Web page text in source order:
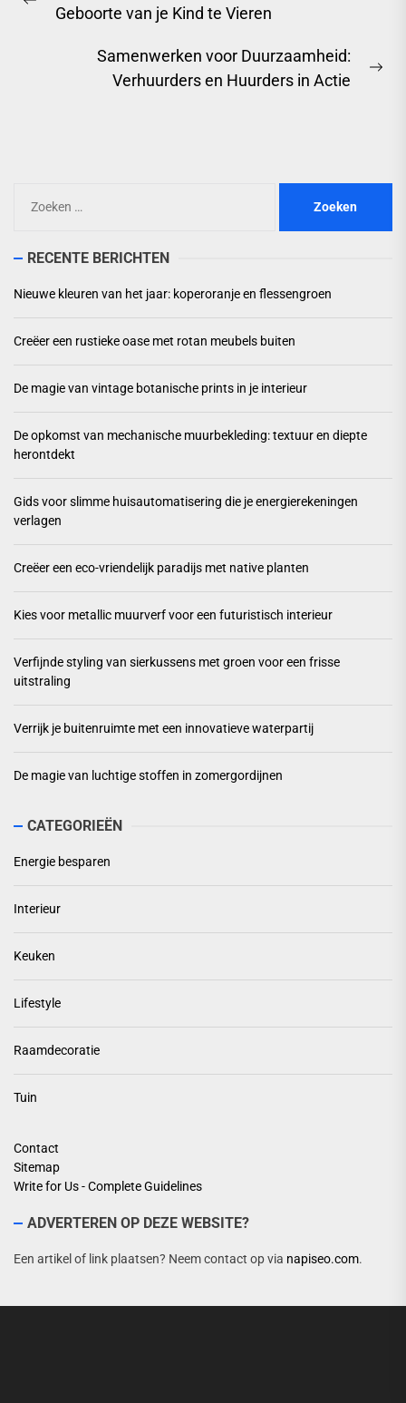
PreviousGeboorte van je Kind te Vieren
Samenwerken voor Duurzaamheid:
Verhuurders en Huurders in Actie
naar:
RECENTE BERICHTEN
Nieuwe kleuren van het jaar: koperoranje en flessengroen
Creëer een rustieke oase met rotan meubels buiten
De magie van vintage botanische prints in je interieur
De opkomst van mechanische muurbekleding: textuur en diepte
herontdekt
Gids voor slimme huisautomatisering die je energierekeningen
verlagen
Creëer een eco-vriendelijk paradijs met native planten
Kies voor metallic muurverf voor een futuristisch interieur
Verfijnde styling van sierkussens met groen voor een frisse
uitstraling
Verrijk je buitenruimte met een innovatieve waterpartij
De magie van luchtige stoffen in zomergordijnen
CATEGORIEËN
Energie besparen
Interieur
Keuken
Lifestyle
Raamdecoratie
Tuin
Contact
Sitemap
Write for Us - Complete Guidelines
ADVERTEREN OP DEZE WEBSITE?
Een artikel of link plaatsen? Neem contact op via napiseo.com.